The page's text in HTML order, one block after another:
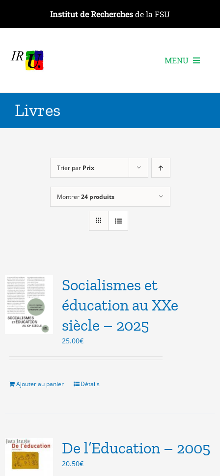
contenu
Institut de Recherchesde la FSU
MENU
Les recherches
Les événements
Livres
Trier par Prix
Montrer24 produits
Socialismes et
éducation au XXe
siècle – 2025
25.00€
Ajouter au panier Détails
De l’Education – 2005
20.50€